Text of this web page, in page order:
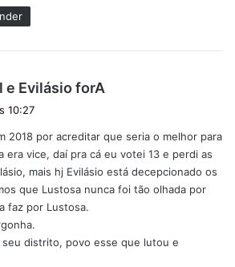
e Evilásio forA
s
e
:
10:27
2018 por acreditar que seria o melhor para
era vice, daí pra cá eu votei 13 e perdi as
mais hj Evilásio está decepcionado os
que Lustosa nunca foi tão olhada por
faz por Lustosa.
seu distrito, povo esse que lutou e